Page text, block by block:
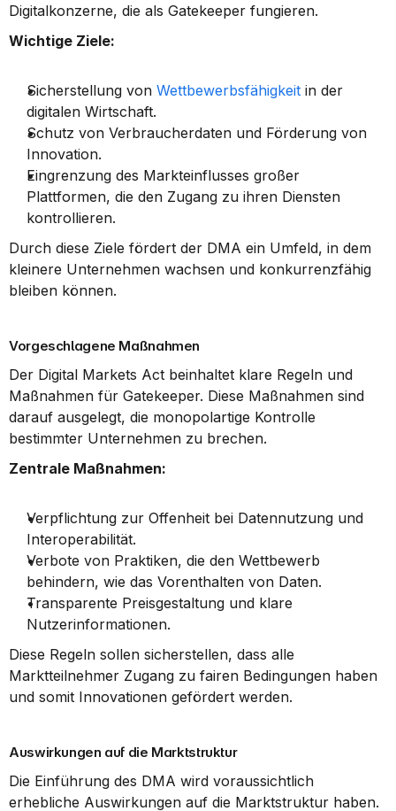
Digitalkonzerne, die als Gatekeeper fungieren.
Wichtige Ziele:
Sicherstellung von Wettbewerbsfähigkeit in der
digitalen Wirtschaft.
Schutz von Verbraucherdaten und Förderung von
Innovation.
Eingrenzung des Markteinflusses großer
Plattformen, die den Zugang zu ihren Diensten
kontrollieren.
Durch diese Ziele fördert der DMA ein Umfeld, in dem
kleinere Unternehmen wachsen und konkurrenzfähig
bleiben können.
Vorgeschlagene Maßnahmen
Der Digital Markets Act beinhaltet klare Regeln und
Maßnahmen für Gatekeeper. Diese Maßnahmen sind
darauf ausgelegt, die monopolartige Kontrolle
bestimmter Unternehmen zu brechen.
Zentrale Maßnahmen:
Verpflichtung zur Offenheit bei Datennutzung und
Interoperabilität.
Verbote von Praktiken, die den Wettbewerb
behindern, wie das Vorenthalten von Daten.
Transparente Preisgestaltung und klare
Nutzerinformationen.
Diese Regeln sollen sicherstellen, dass alle
Marktteilnehmer Zugang zu fairen Bedingungen haben
und somit Innovationen gefördert werden.
Auswirkungen auf die Marktstruktur
Die Einführung des DMA wird voraussichtlich
erhebliche Auswirkungen auf die Marktstruktur haben.